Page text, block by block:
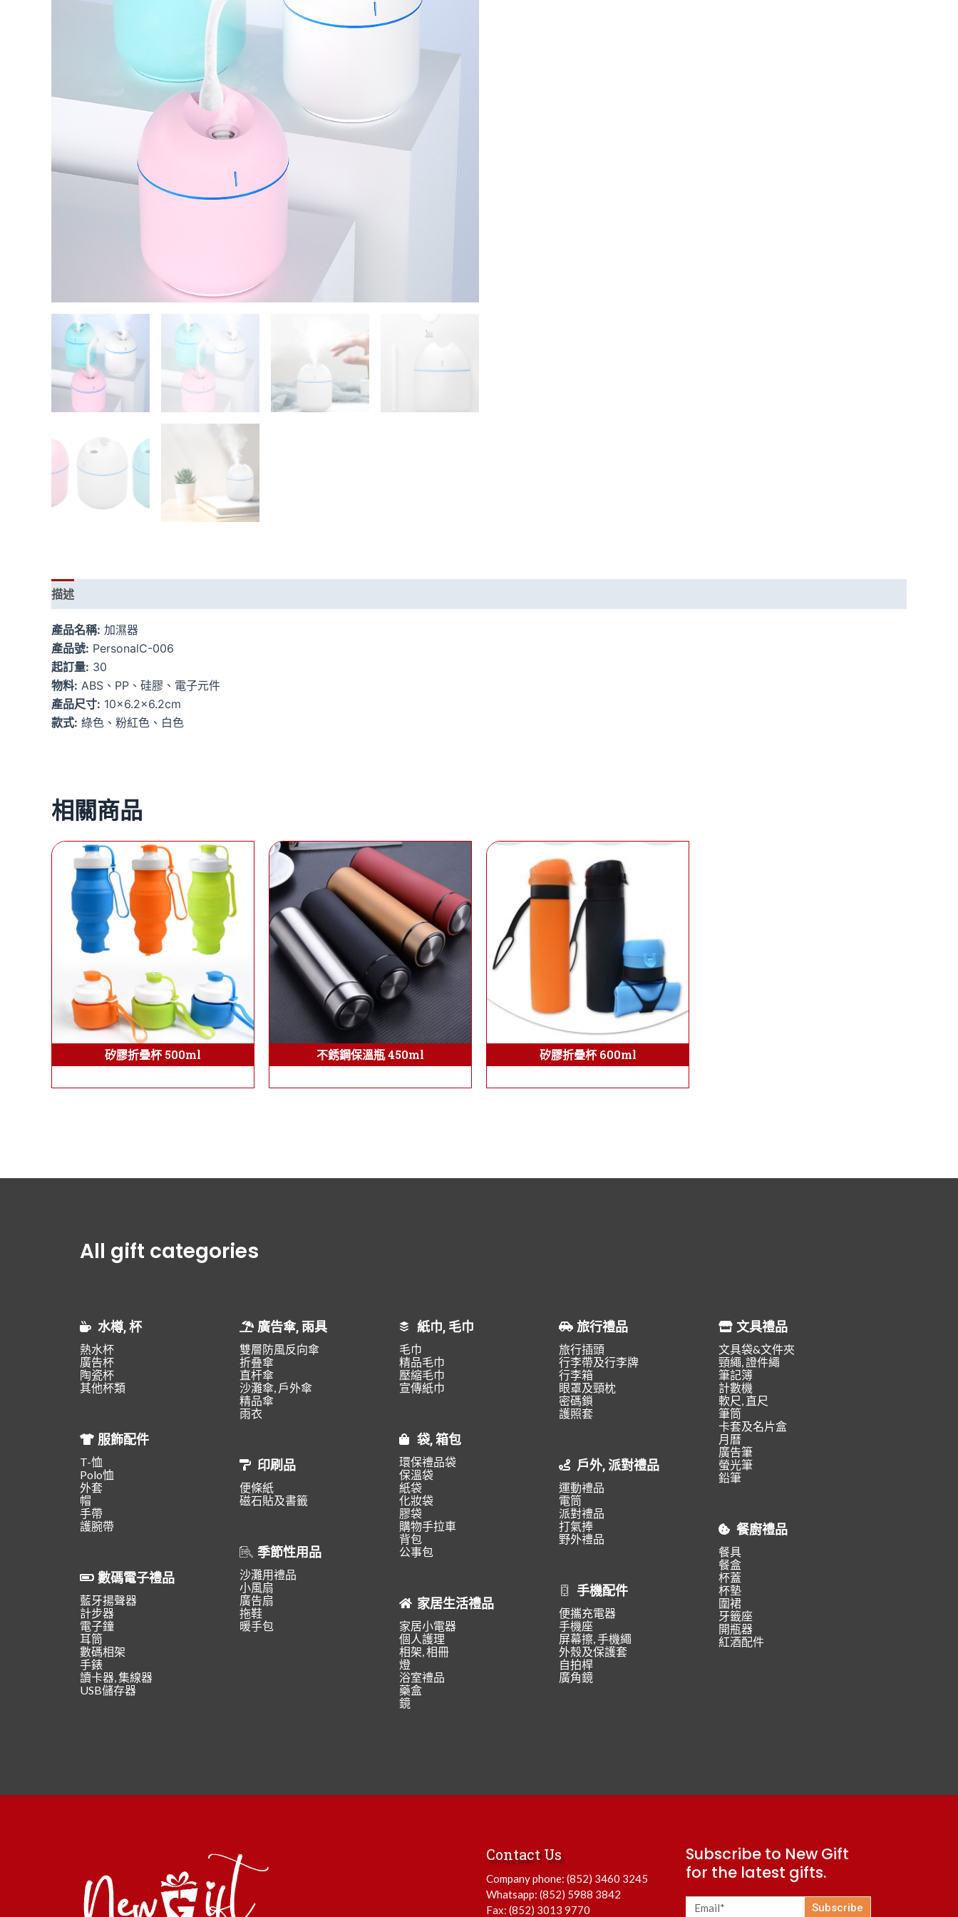
描述
產品名稱: 加濕器
產品號: PersonalC-006
起訂量: 30
物料: ABS、PP、硅膠、電子元件
產品尺寸: 10×6.2×6.2cm
款式: 綠色、粉紅色、白色
相關商品
矽膠折疊杯 500ml 不銹鋼保溫瓶 450ml 矽膠折疊杯 600ml
All gift categories
水樽, 杯
熱水杯
廣告杯
陶瓷杯
其他杯類
服飾配件
T-恤
Polo恤
外套
帽
手帶
護腕帶
數碼電子禮品
藍牙揚聲器
計步器
電子鐘
耳筒
數碼相架
手錶
讀卡器, 集線器
USB儲存器
廣告傘, 雨具
雙層防風反向傘
折叠傘
直杆傘
沙灘傘, 戶外傘
精品傘
雨衣
印刷品
便條紙
磁石貼及書籤
季節性用品
沙灘用禮品
小風扇
廣告扇
拖鞋
暖手包
紙巾, 毛巾
毛巾
精品毛巾
壓縮毛巾
宣傳紙巾
袋, 箱包
環保禮品袋
保溫袋
紙袋
化妝袋
膠袋
購物手拉車
背包
公事包
家居生活禮品
家居小電器
個人護理
相架, 相冊
燈
浴室禮品
藥盒
鏡
旅行禮品
旅行插頭
行李帶及行李牌
行李箱
眼罩及頸枕
密碼鎖
護照套
戶外, 派對禮品
運動禮品
電筒
派對禮品
打氣捧
野外禮品
手機配件
便攜充電器
手機座
屏幕擦, 手機繩
外殼及保護套
自拍桿
廣角鏡
文具禮品
文具袋&文件夾
頸繩, 證件繩
筆記簿
計數機
軟尺, 直尺
筆筒
卡套及名片盒
月曆
廣告筆
螢光筆
鉛筆
餐廚禮品
餐具
餐盒
杯蓋
杯墊
圍裙
牙籤座
開瓶器
紅酒配件
Contact Us
Company phone: (852) 3460 3245
Whatsapp: (852) 5988 3842
Fax: (852) 3013 9770
Subscribe to New Gift
for the latest gifts.
Subscribe